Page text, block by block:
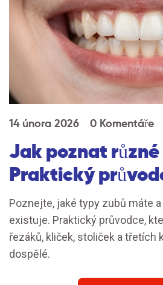
14 února 2026 0 Komentáře
Jak poznat
Praktický
Poznejte, jaké typy zubů máte
existuje. Praktický průvodce,
řezáků, kliček, stoliček a třetích
dospělé.